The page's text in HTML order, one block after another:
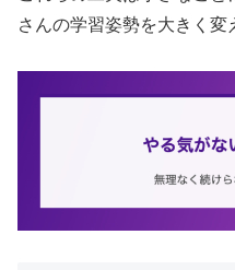
さんの学習姿勢を大きく変